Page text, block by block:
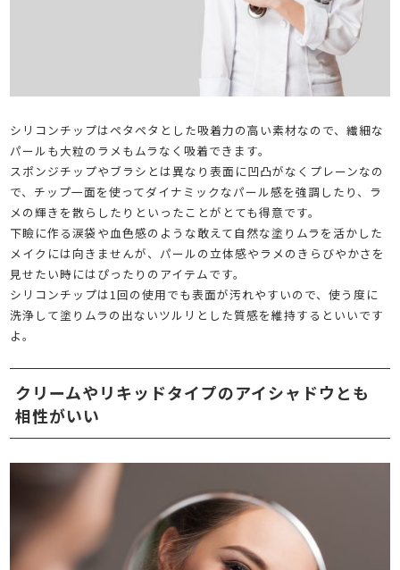
シリコンチップはペタペタとした吸着力の高い素材なので、繊細な
パールも大粒のラメもムラなく吸着できます。
スポンジチップやブラシとは異なり表面に凹凸がなくプレーンなの
で、チップ一面を使ってダイナミックなパール感を強調したり、ラ
メの輝きを散らしたりといったことがとても得意です。
下瞼に作る涙袋や血色感のような敢えて自然な塗りムラを活かした
メイクには向きませんが、パールの立体感やラメのきらびやかさを
見せたい時にはぴったりのアイテムです。
シリコンチップは1回の使用でも表面が汚れやすいので、使う度に
洗浄して塗りムラの出ないツルリとした質感を維持するといいです
よ。
クリームやリキッドタイプのアイシャドウとも
相性がいい